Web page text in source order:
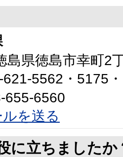
県徳島市幸町2
5562・5175
655-6560
を送る
に立ちましたか